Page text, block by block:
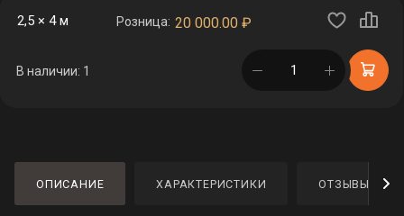
2,5 × 4 м Розница: 20 000.00 ₽
В наличии: 1 в корзине
ОПИСАНИЕ ХАРАКТЕРИСТИКИ ОТЗЫВЫ